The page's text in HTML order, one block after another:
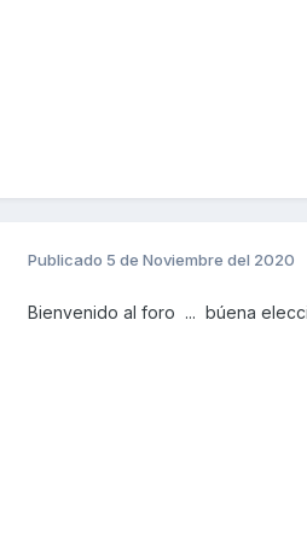
Publicado 5 de Noviembre del 2020
Bienvenido al foro ... búena